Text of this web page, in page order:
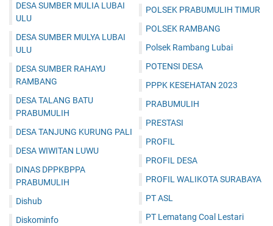
DESA SUMBER MULIA LUBAI
ULU
DESA SUMBER MULYA LUBAI
ULU
DESA SUMBER RAHAYU
RAMBANG
DESA TALANG BATU
PRABUMULIH
DESA TANJUNG KURUNG PALI
DESA WIWITAN LUWU
DINAS DPPKBPPA
PRABUMULIH
Dishub
Diskominfo
POLSEK PRABUMULIH TIMUR
POLSEK RAMBANG
Polsek Rambang Lubai
POTENSI DESA
PPPK KESEHATAN 2023
PRABUMULIH
PRESTASI
PROFIL
PROFIL DESA
PROFIL WALIKOTA SURABAYA
PT ASL
PT Lematang Coal Lestari